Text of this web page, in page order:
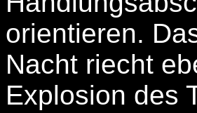
orientieren.
Nacht riecht
Explosion des